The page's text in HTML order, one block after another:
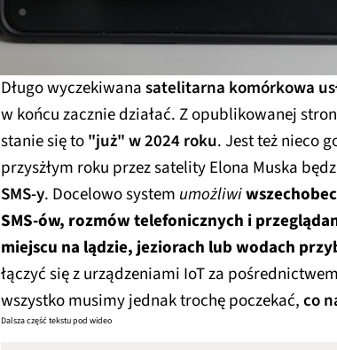
Długo wyczekiwanasatelitarna komórkowa
w końcu zacznie działać. Z opublikowanej
stanie się to"już" w 2024 roku. Jest też nieco
przysżłym roku przez satelity Elona Muska
SMS-y. Docelowo system umożliwi
SMS-ów, rozmów telefonicznych i
miejscu na lądzie, jeziorach lub wodach
łączyć się z urządzeniami IoT za
wszystko musimy jednak trochę poczekać,co
Dalsza część tekstu pod wideo